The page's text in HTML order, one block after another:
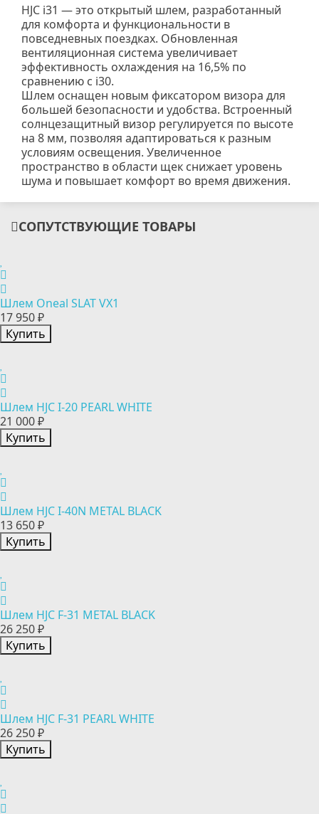
HJC i31 — это открытый шлем, разработанный
для комфорта и функциональности в
повседневных поездках. Обновленная
вентиляционная система увеличивает
эффективность охлаждения на 16,5% по
сравнению с i30.
Шлем оснащен новым фиксатором визора для
большей безопасности и удобства. Встроенный
солнцезащитный визор регулируется по высоте
на 8 мм, позволяя адаптироваться к разным
условиям освещения. Увеличенное
пространство в области щек снижает уровень
шума и повышает комфорт во время движения.
СОПУТСТВУЮЩИЕ ТОВАРЫ
Шлем Oneal SLAT VX1
17 950 ₽
Купить
Шлем HJC I-20 PEARL WHITE
21 000 ₽
Купить
Шлем HJC I-40N METAL BLACK
13 650 ₽
Купить
Шлем HJC F-31 METAL BLACK
26 250 ₽
Купить
Шлем HJC F-31 PEARL WHITE
26 250 ₽
Купить